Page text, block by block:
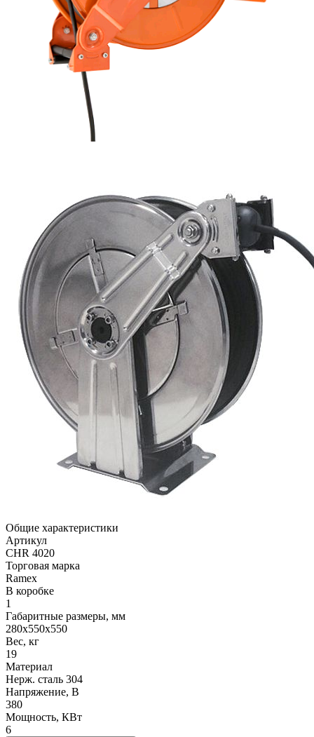
Общие характеристики
Артикул
CHR 4020
Торговая марка
Ramex
В коробке
1
Габаритные размеры, мм
280х550х550
Вес, кг
19
Материал
Нерж. сталь 304
Напряжение, В
380
Мощность, КВт
6